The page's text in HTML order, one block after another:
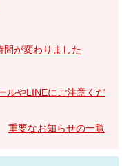
間が変わりました
ルやLINEにご注意くだ
重要なお知らせの一覧